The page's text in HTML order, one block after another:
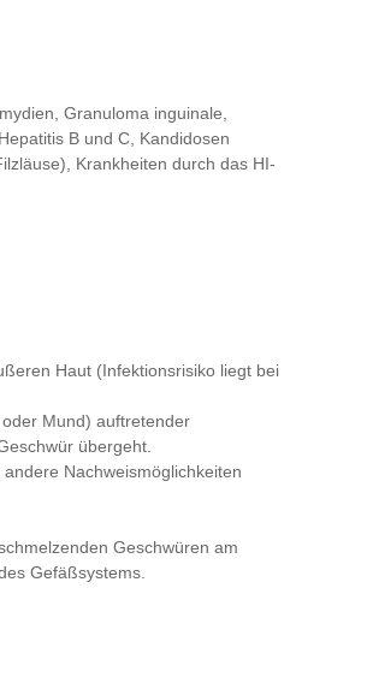
Granuloma inguinale,
B und C, Kandidosen
Krankheiten durch das HI-
Haut (Infektionsrisiko liegt bei
Mund) auftretender
übergeht.
Nachweismöglichkeiten
Geschwüren am
Gefäßsystems.